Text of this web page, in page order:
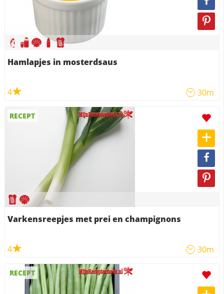
Hamlapjes in mosterdsaus
4 30m
RECEPT
Varkensreepjes met prei en champignons
4 30m
RECEPT